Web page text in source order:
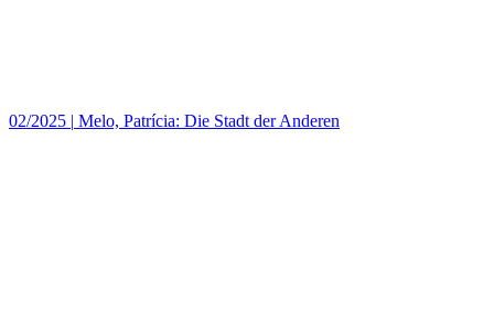
02/2025 | Melo, Patrícia: Die Stadt der Anderen